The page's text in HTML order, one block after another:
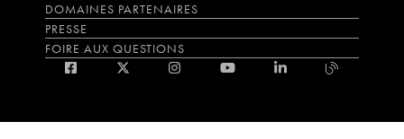
DOMAINES PARTENAIRES
PRESSE
FOIRE AUX QUESTIONS